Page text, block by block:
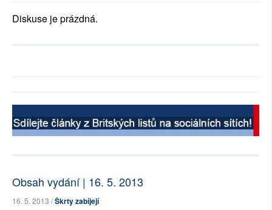
Diskuse je prázdná.
Obsah vydání | 16. 5. 2013
16. 5. 2013 /Škrty zabíjejí